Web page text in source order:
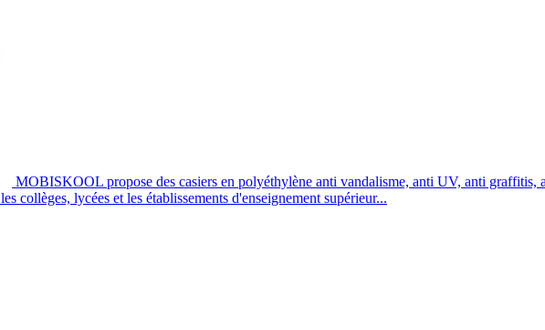
MOBISKOOL propose des casiers en polyéthylène anti vandalisme, anti UV, anti graffitis,
collèges, lycées et les établissements d'enseignement supérieur...